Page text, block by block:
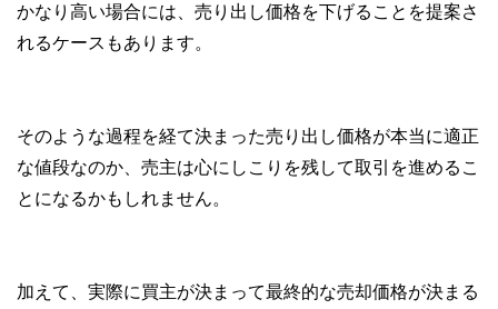
かなり高い場合には、売り出し価格を下げることを提案さ
れるケースもあります。
そのような過程を経て決まった売り出し価格が本当に適正
な値段なのか、売主は心にしこりを残して取引を進めるこ
とになるかもしれません。
加えて、実際に買主が決まって最終的な売却価格が決まる